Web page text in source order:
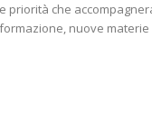
priorità che
nuove